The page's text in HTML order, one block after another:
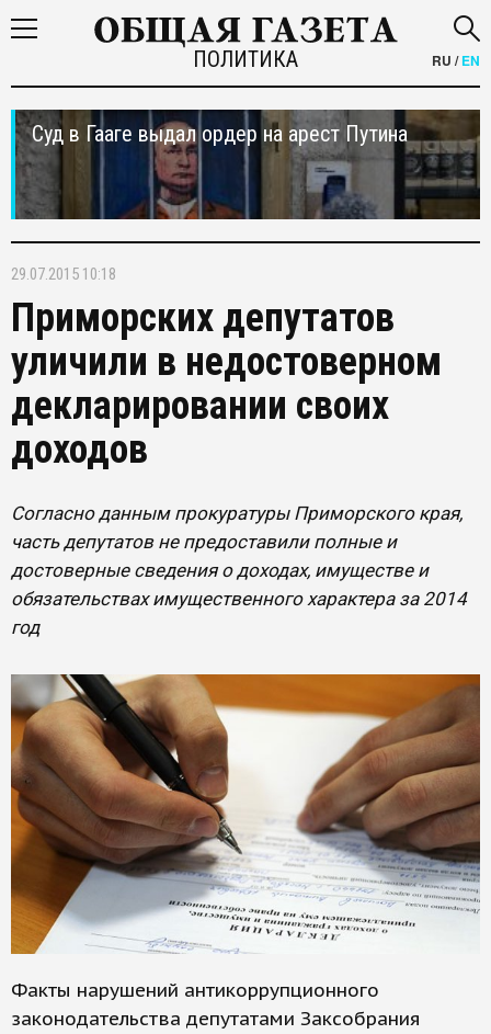
ПОЛИТИКА RU /EN
Суд в Гааге выдал ордер на арест Путина
29.07.2015 10:18
Приморских депутатов
уличили в недостоверном
декларировании своих
доходов
Согласно данным прокуратуры Приморского края,
часть депутатов не предоставили полные и
достоверные сведения о доходах, имуществе и
обязательствах имущественного характера за 2014
год
Факты нарушений антикоррупционного
законодательства депутатами Заксобрания